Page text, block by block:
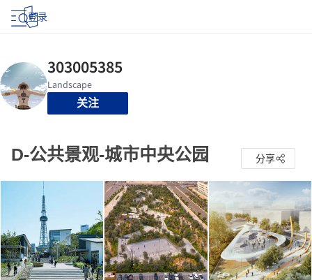
登录
关注
D-公共景观-城市中央公园 分享